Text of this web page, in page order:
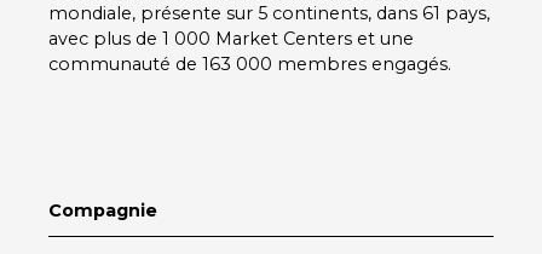
mondiale, présente sur 5 continents, dans 61 pays,
avec plus de 1 000 Market Centers et une
communauté de 163 000 membres engagés.
Compagnie